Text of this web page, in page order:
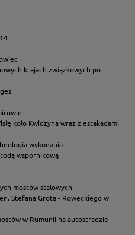
krajach związkowych po
koło Kwidzyna wraz z estakadami
wykonania
wspornikową
mostów stalowych
Stefana Grota - Roweckiego w
w Rumunii na autostradzie